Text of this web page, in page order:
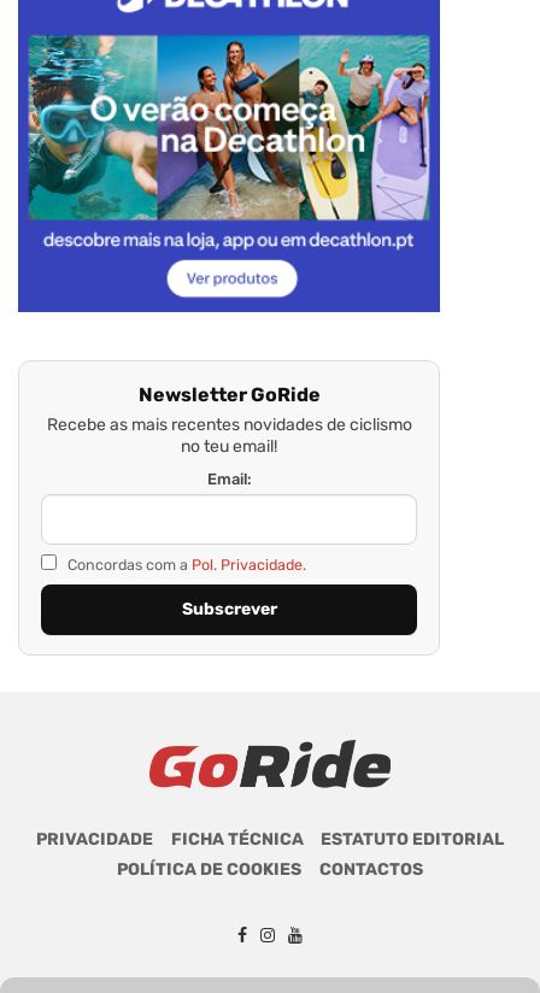
Newsletter GoRide
Recebe as mais recentes novidades de ciclismo
no teu email!
Email:
Concordas com a Pol. Privacidade.
PRIVACIDADE FICHA TÉCNICA
ESTATUTO EDITORIAL
POLÍTICA DE COOKIES
CONTACTOS